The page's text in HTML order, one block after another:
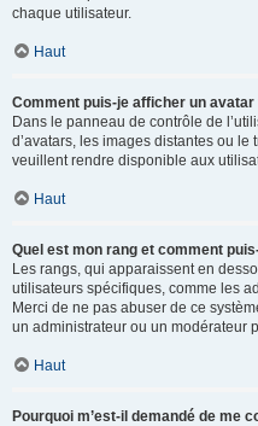
chaque utilisateur.
Haut
Comment puis-je afficher un avatar
Dans le panneau de contrôle de
d’avatars, les images distantes ou
veuillent rendre disponible aux
Haut
Quel est mon rang et comment
Les rangs, qui apparaissent en
utilisateurs spécifiques, comme les
Merci de ne pas abuser de ce
un administrateur ou un modérateur
Haut
Pourquoi m’est-il demandé de me